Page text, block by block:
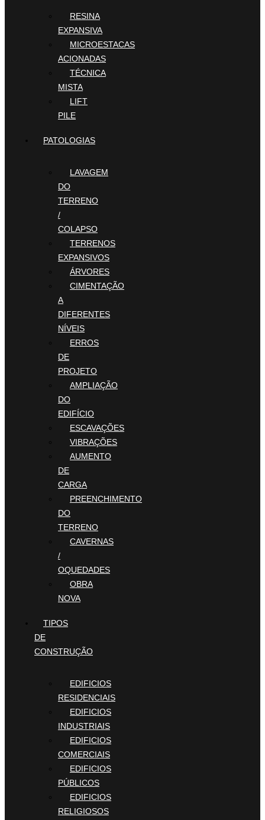
RESINA
EXPANSIVA
MICROESTACAS
ACIONADAS
TÉCNICA
MISTA
LIFT
PILE
PATOLOGIAS
LAVAGEM
DO
TERRENO
/
COLAPSO
TERRENOS
EXPANSIVOS
ÁRVORES
CIMENTAÇÃO
A
DIFERENTES
NÍVEIS
ERROS
DE
PROJETO
AMPLIAÇÃO
DO
EDIFÍCIO
ESCAVAÇÕES
VIBRAÇÕES
AUMENTO
DE
CARGA
PREENCHIMENTO
DO
TERRENO
CAVERNAS
/
OQUEDADES
OBRA
NOVA
TIPOS
DE
CONSTRUÇÃO
EDIFICIOS
RESIDENCIAIS
EDIFICIOS
INDUSTRIAIS
EDIFICIOS
COMERCIAIS
EDIFICIOS
PÚBLICOS
EDIFICIOS
RELIGIOSOS